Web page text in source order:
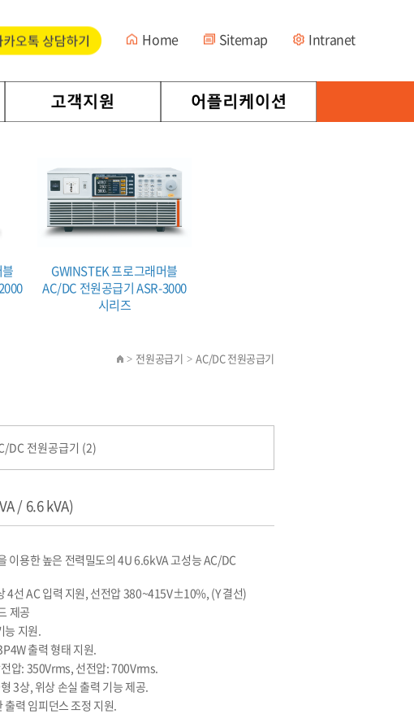
Home Sitemap Intranet
GWINSTEK 프로그래머블
AC/DC 전원공급기 ASR-3000
시리즈
> 전원공급기 > AC/DC 전원공급기
DC 전원공급기 (2)
/ 6.6 kVA)
이용한 높은 전력밀도의 4U 6.6kVA 고성능 AC/DC
4선 AC 입력 지원, 선전압 380~415V±10%, (Y 결선)
제공
능 지원.
출력 형태 지원.
압: 350Vrms, 선전압: 700Vrms.
3상, 위상 손실 출력 기능 제공.
출력 임피던스 조정 지원.